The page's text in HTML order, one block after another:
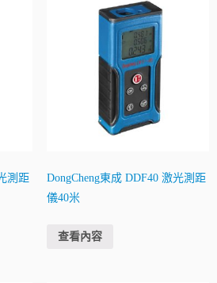
測距
DongCheng東成 DDF40 激光測距
儀40米
查看內容